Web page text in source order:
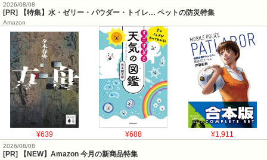
2026/08/08
[PR] 【特集】水・ゼリー・パウダー・トイレ… ペットの防災特集
Amazon
¥639 ¥688 ¥1,911
2026/08/08
[PR] 【NEW】Amazon 今月の新商品特集